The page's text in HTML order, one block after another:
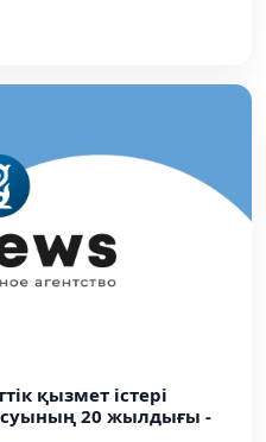
қызмет істері
20 жылдығы -